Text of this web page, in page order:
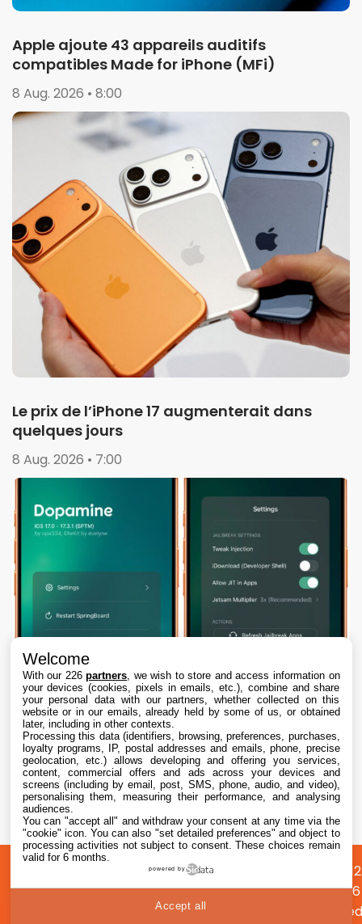
Apple ajoute 43 appareils auditifs
compatibles Made for iPhone (MFi)
8 Aug. 2026 • 8:00
Le prix de l’iPhone 17 augmenterait dans
quelques jours
8 Aug. 2026 • 7:00
Dopamine 3, le jailbreak pour iOS 26 sur
iPhone, est disponible
7 Aug. 2026 • 22:44
propos
Préférences
cookies
Confidentialité
©
2026
Welcome
With our 226partners , we wish to store and access information on
your devices (cookies, pixels in emails, etc.), combine and share
your personal data with our partners, whether collected on this
website or in our emails, already held by some of us, or obtained
later, including in other contexts.
Processing this data (identifiers, browsing, preferences, purchases,
loyalty programs, IP, postal addresses and emails, phone, precise
geolocation, etc.) allows developing and offering you services,
content, commercial offers and ads across your devices and
screens (including by email, post, SMS, phone, audio, and video),
personalising them, measuring their performance, and analysing
audiences.
You can "accept all" and withdraw your consent at any time via the
"cookie" icon. You can also "set detailed preferences" and object to
processing activities not subject to consent. These choices remain
valid for 6 months.
powered by
Accept all